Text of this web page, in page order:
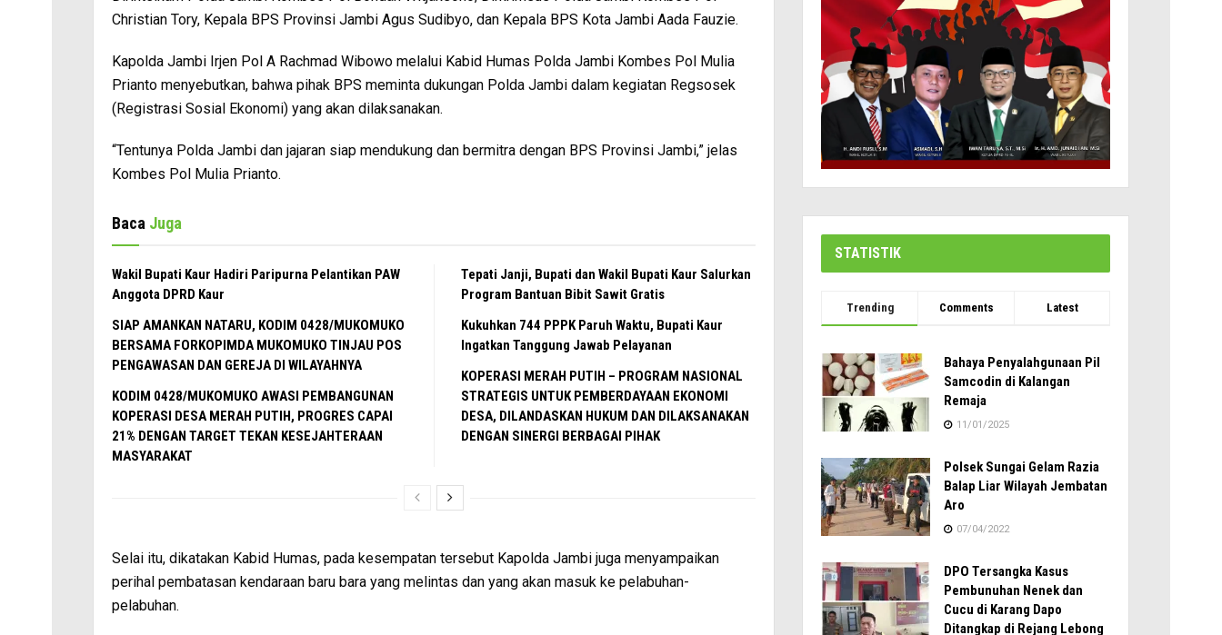
Christian Tory, Kepala BPS Provinsi Jambi Agus Sudibyo, dan Kepala BPS Kota Jambi Aada Fauzie.
Kapolda Jambi Irjen Pol A Rachmad Wibowo melalui Kabid Humas Polda Jambi Kombes Pol Mulia
Prianto menyebutkan, bahwa pihak BPS meminta dukungan Polda Jambi dalam kegiatan Regsosek
(Registrasi Sosial Ekonomi) yang akan dilaksanakan.
“Tentunya Polda Jambi dan jajaran siap mendukung dan bermitra dengan BPS Provinsi Jambi,” jelas
Kombes Pol Mulia Prianto.
Baca Juga
Wakil Bupati Kaur Hadiri Paripurna Pelantikan PAW
Anggota DPRD Kaur
SIAP AMANKAN NATARU, KODIM 0428/MUKOMUKO
BERSAMA FORKOPIMDA MUKOMUKO TINJAU POS
PENGAWASAN DAN GEREJA DI WILAYAHNYA
KODIM 0428/MUKOMUKO AWASI PEMBANGUNAN
KOPERASI DESA MERAH PUTIH, PROGRES CAPAI
21% DENGAN TARGET TEKAN KESEJAHTERAAN
MASYARAKAT
Tepati Janji, Bupati dan Wakil Bupati Kaur Salurkan
Program Bantuan Bibit Sawit Gratis
Kukuhkan 744 PPPK Paruh Waktu, Bupati Kaur
Ingatkan Tanggung Jawab Pelayanan
KOPERASI MERAH PUTIH – PROGRAM NASIONAL
STRATEGIS UNTUK PEMBERDAYAAN EKONOMI
DESA, DILANDASKAN HUKUM DAN DILAKSANAKAN
DENGAN SINERGI BERBAGAI PIHAK
Selai itu, dikatakan Kabid Humas, pada kesempatan tersebut Kapolda Jambi juga menyampaikan
perihal pembatasan kendaraan baru bara yang melintas dan yang akan masuk ke pelabuhan-
pelabuhan.
STATISTIK
Trending Comments Latest
Bahaya Penyalahgunaan Pil
Samcodin di Kalangan
Remaja
11/01/2025
Polsek Sungai Gelam Razia
Balap Liar Wilayah Jembatan
Aro
07/04/2022
DPO Tersangka Kasus
Pembunuhan Nenek dan
Cucu di Karang Dapo
Ditangkap di Rejang Lebong